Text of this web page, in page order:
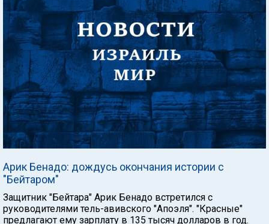
Арик Бенадо: дождусь окончания истории с
"Бейтаром"
Защитник "Бейтара" Арик Бенадо встретился с
руководителями тель-авивского "Апоэля". "Красные"
предлагают ему зарплату в 135 тысяч долларов в год.